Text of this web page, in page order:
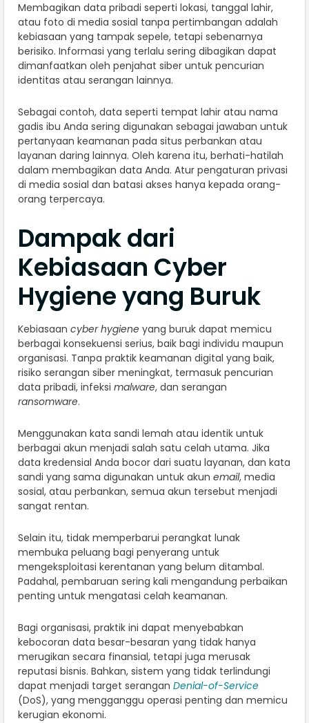
Membagikan data pribadi seperti lokasi, tanggal lahir,
atau foto di media sosial tanpa pertimbangan adalah
kebiasaan yang tampak sepele, tetapi sebenarnya
berisiko. Informasi yang terlalu sering dibagikan dapat
dimanfaatkan oleh penjahat siber untuk pencurian
identitas atau serangan lainnya.
Sebagai contoh, data seperti tempat lahir atau nama
gadis ibu Anda sering digunakan sebagai jawaban untuk
pertanyaan keamanan pada situs perbankan atau
layanan daring lainnya. Oleh karena itu, berhati-hatilah
dalam membagikan data Anda. Atur pengaturan privasi
di media sosial dan batasi akses hanya kepada orang-
orang terpercaya.
Dampak dari
Kebiasaan Cyber
Hygiene yang Buruk
Kebiasaan cyber hygiene yang buruk dapat memicu
berbagai konsekuensi serius, baik bagi individu maupun
organisasi. Tanpa praktik keamanan digital yang baik,
risiko serangan siber meningkat, termasuk pencurian
data pribadi, infeksi malware, dan serangan
ransomware.
Menggunakan kata sandi lemah atau identik untuk
berbagai akun menjadi salah satu celah utama. Jika
data kredensial Anda bocor dari suatu layanan, dan kata
sandi yang sama digunakan untuk akun email, media
sosial, atau perbankan, semua akun tersebut menjadi
sangat rentan.
Selain itu, tidak memperbarui perangkat lunak
membuka peluang bagi penyerang untuk
mengeksploitasi kerentanan yang belum ditambal.
Padahal, pembaruan sering kali mengandung perbaikan
penting untuk mengatasi celah keamanan.
Bagi organisasi, praktik ini dapat menyebabkan
kebocoran data besar-besaran yang tidak hanya
merugikan secara finansial, tetapi juga merusak
reputasi bisnis. Bahkan, sistem yang tidak terlindungi
dapat menjadi target serangan Denial-of-Service
(DoS), yang mengganggu operasi penting dan memicu
kerugian ekonomi.